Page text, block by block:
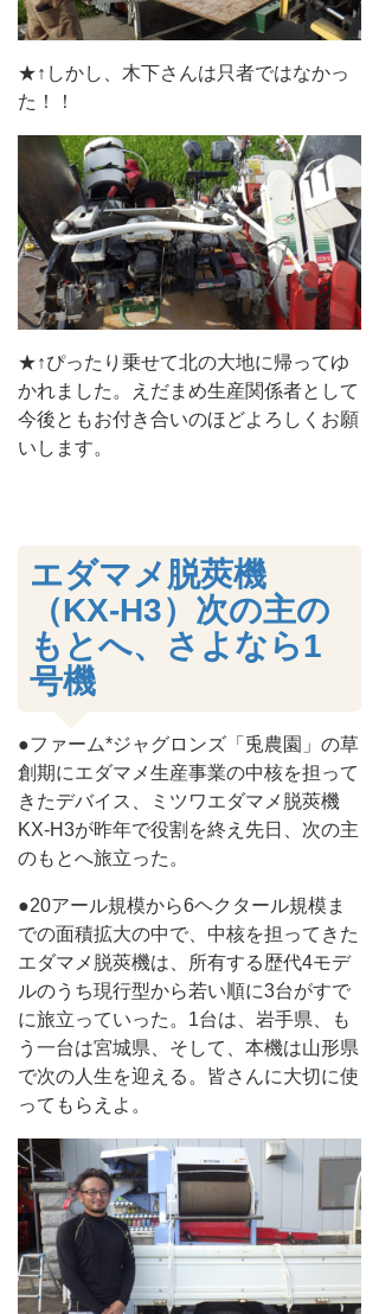
★↑しかし、木下さんは只者ではなかっ
た！！
★↑ぴったり乗せて北の大地に帰ってゆ
かれました。えだまめ生産関係者として
今後ともお付き合いのほどよろしくお願
いします。
エダマメ脱莢機
（KX-H3）次の主の
もとへ、さよなら1
号機
●ファーム*ジャグロンズ「兎農園」の草
創期にエダマメ生産事業の中核を担って
きたデバイス、ミツワエダマメ脱莢機
KX-H3が昨年で役割を終え先日、次の主
のもとへ旅立った。
●20アール規模から6ヘクタール規模ま
での面積拡大の中で、中核を担ってきた
エダマメ脱莢機は、所有する歴代4モデ
ルのうち現行型から若い順に3台がすで
に旅立っていった。1台は、岩手県、も
う一台は宮城県、そして、本機は山形県
で次の人生を迎える。皆さんに大切に使
ってもらえよ。